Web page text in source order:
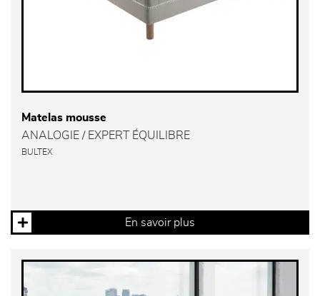
Matelas mousse
ANALOGIE / EXPERT ÉQUILIBRE
BULTEX
En savoir plus